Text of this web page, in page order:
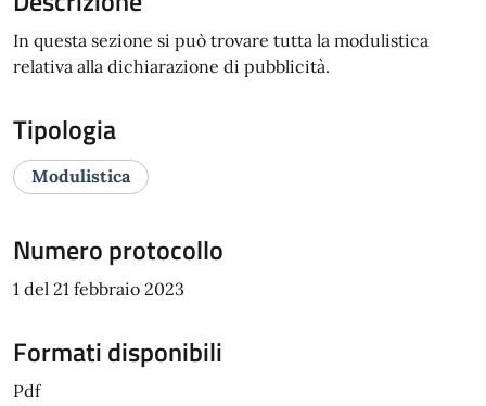
In questa sezione si può trovare tutta la modulistica
relativa alla dichiarazione di pubblicità.
Tipologia
Modulistica
Numero protocollo
1 del 21 febbraio 2023
Formati disponibili
Pdf